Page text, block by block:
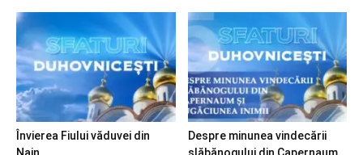
Învierea Fiului văduvei din
Nain
Despre minunea vindecării
slăbănogului din Capernaum